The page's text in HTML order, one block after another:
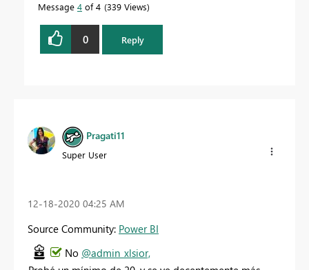
Message 4 of 4 339 Views
0 Reply
Pragati11
Super User
‎12-18-2020 04:25 AM
Source Community: Power BI
No @admin_xlsior,